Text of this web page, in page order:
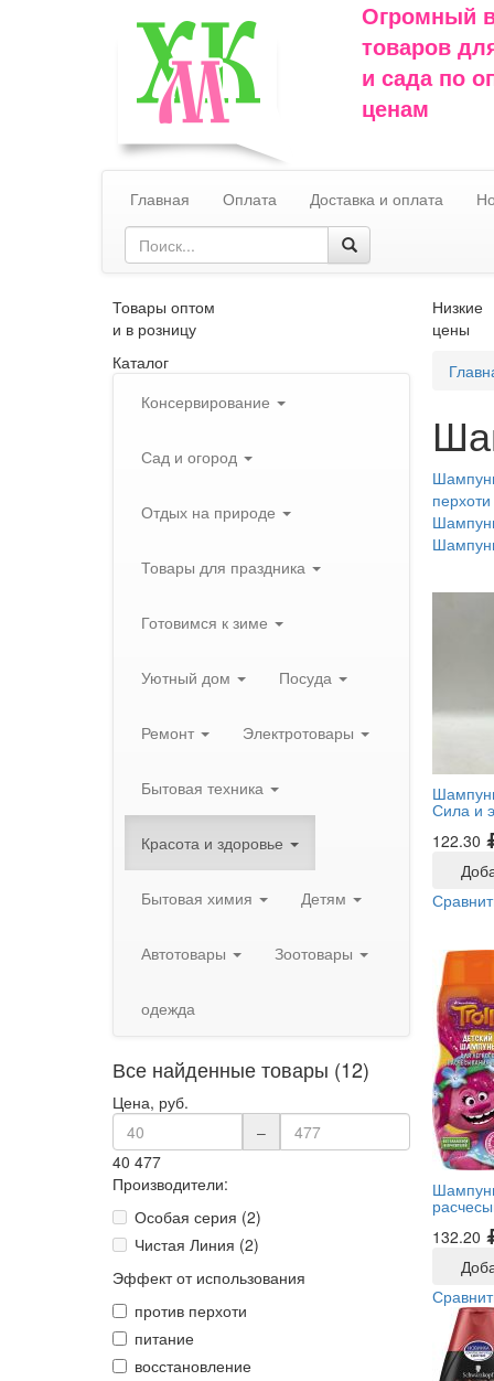
Огромный
товаров
и сада по
ценам
Главная Оплата Доставка и оплата
Товары оптом
и в розницу
Низкие
цены
Каталог
Консервирование
Сад и огород
Отдых на природе
Товары для праздника
Готовимся к зиме
Уютный дом Посуда
Ремонт Электротовары
Бытовая техника
Красота и здоровье
Бытовая химия Детям
Автотовары Зоотовары
одежда
Все найденные товары (12)
Цена, руб.
–
40 477
Производители:
Особая серия (2)
Чистая Линия (2)
Эффект от использования
против перхоти
питание
восстановление
перхоти
Сила и
122.30
132.20